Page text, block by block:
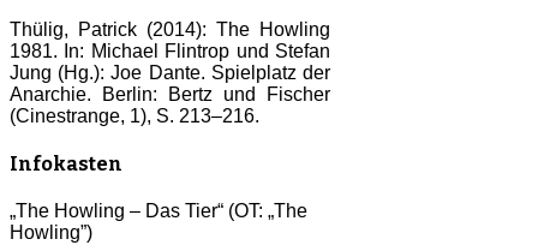
Thülig, Patrick (2014): The Howling
1981. In: Michael Flintrop und Stefan
Jung (Hg.): Joe Dante. Spielplatz der
Anarchie. Berlin: Bertz und Fischer
(Cinestrange, 1), S. 213–216.
Infokasten
„The Howling – Das Tier“ (OT: „The
Howling”)